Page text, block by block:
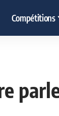
Compétitions